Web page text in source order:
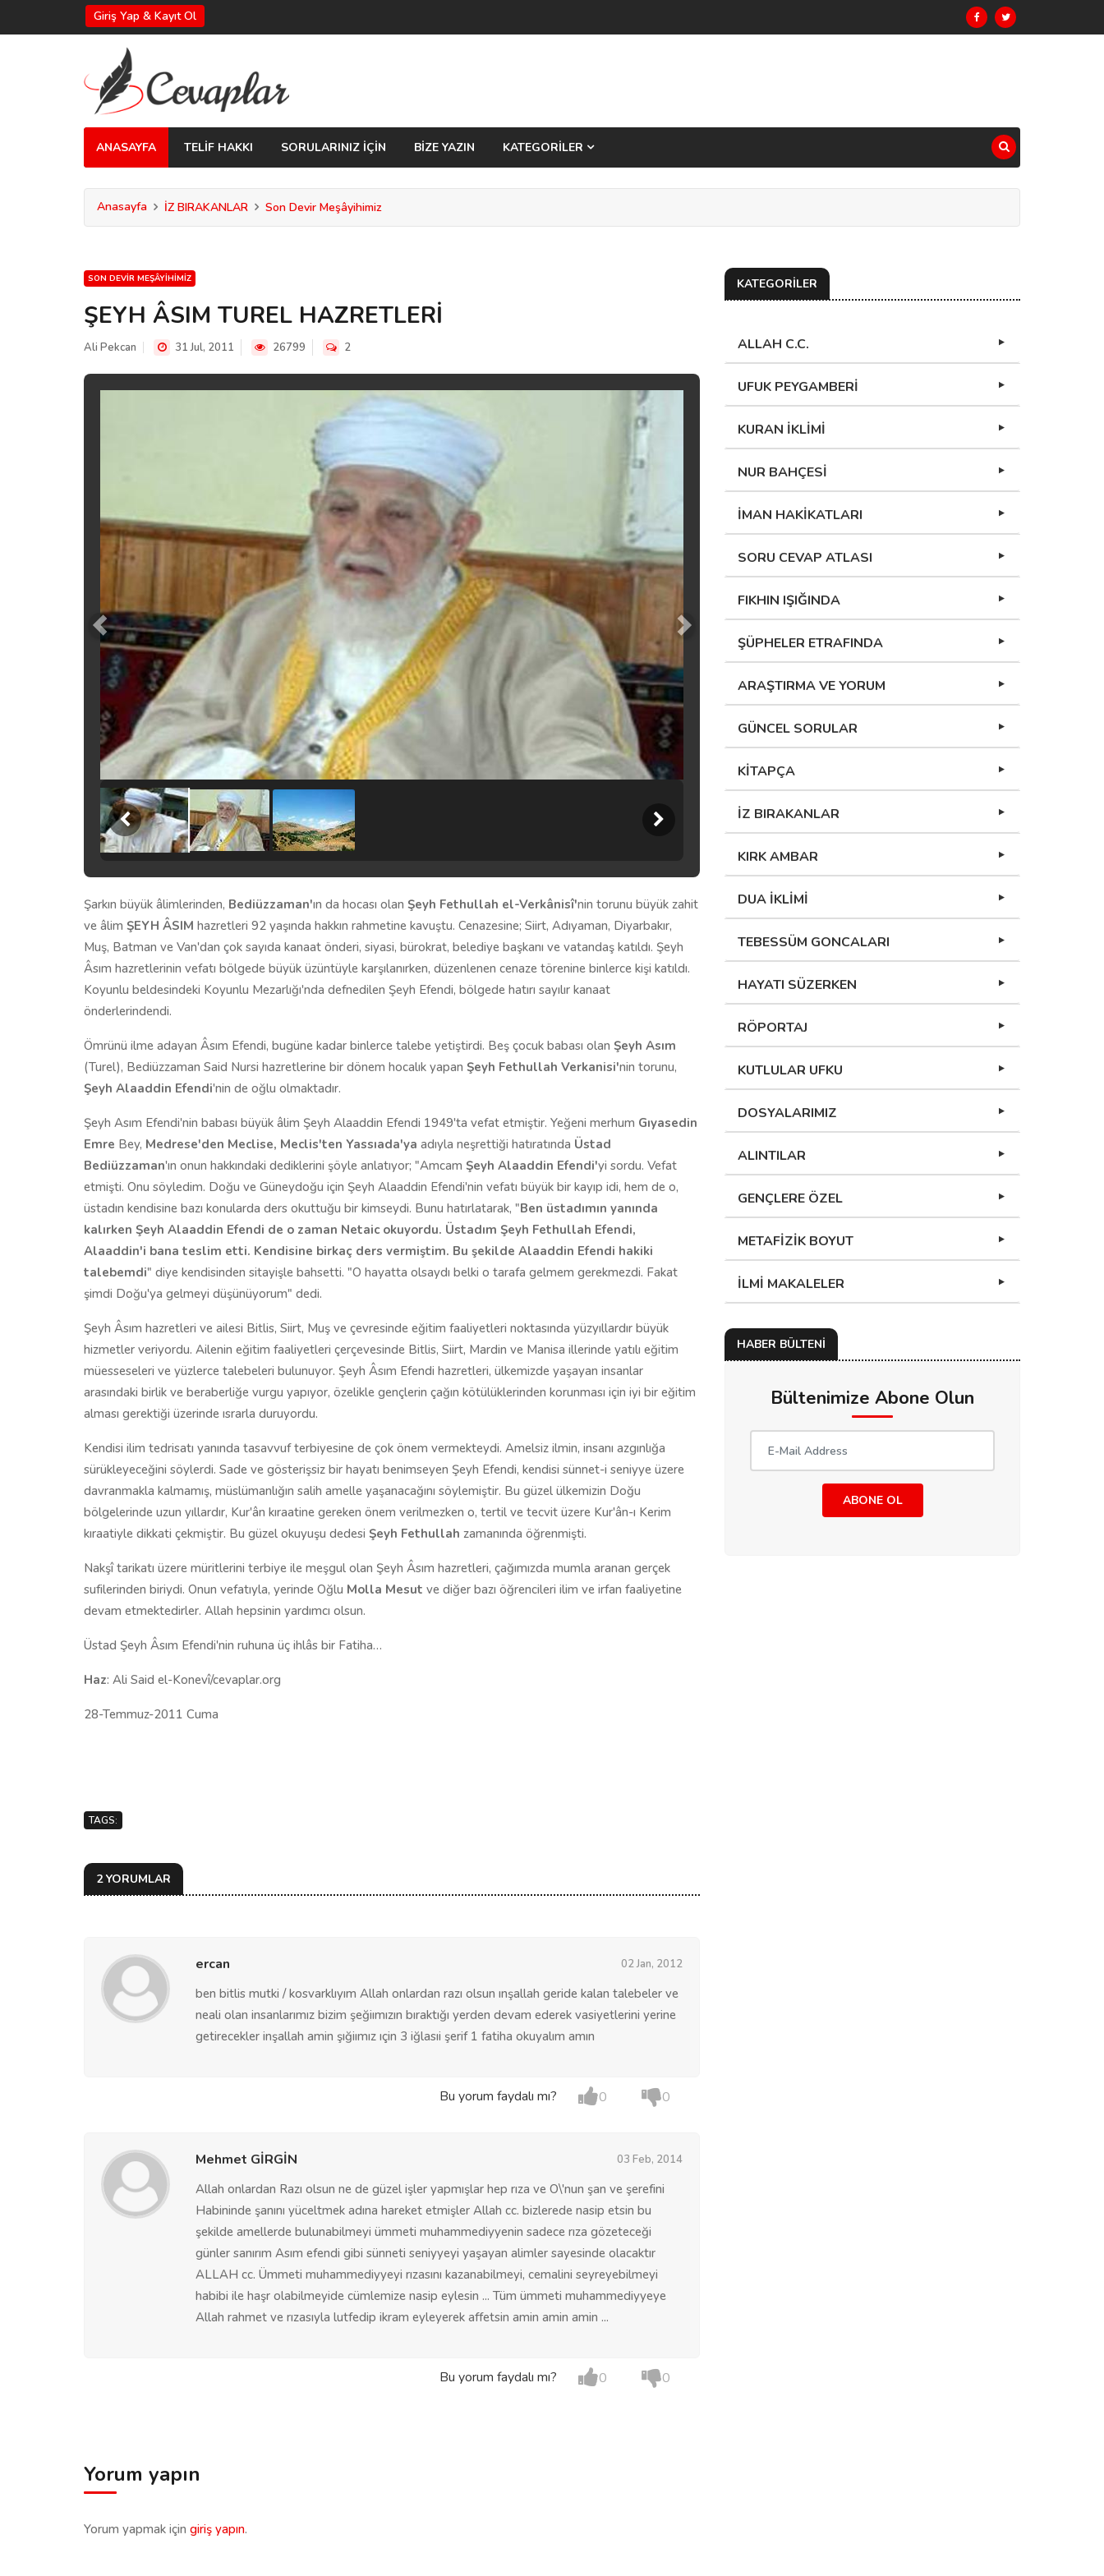
Giriş Yap & Kayıt Ol
ANASAYFA TELİF HAKKI SORULARINIZ İÇİN BİZE YAZIN KATEGORİLER
Anasayfa İZ BIRAKANLAR Son Devir Meşâyihimiz
SON DEVIR MEŞÂYIHIMIZ
ŞEYH ÂSIM TUREL HAZRETLERİ
Ali Pekcan 31 Jul, 2011 26799 2
Şarkın büyük âlimlerinden, Bediüzzaman'ın da hocası olan Şeyh Fethullah el-Verkânisî'nin torunu büyük zahit
ve âlim ŞEYH ÂSIM hazretleri 92 yaşında hakkın rahmetine kavuştu. Cenazesine; Siirt, Adıyaman, Diyarbakır,
Muş, Batman ve Van'dan çok sayıda kanaat önderi, siyasi, bürokrat, belediye başkanı ve vatandaş katıldı. Şeyh
Âsım hazretlerinin vefatı bölgede büyük üzüntüyle karşılanırken, düzenlenen cenaze törenine binlerce kişi katıldı.
Koyunlu beldesindeki Koyunlu Mezarlığı'nda defnedilen Şeyh Efendi, bölgede hatırı sayılır kanaat
önderlerindendi.
Ömrünü ilme adayan Âsım Efendi, bugüne kadar binlerce talebe yetiştirdi. Beş çocuk babası olan Şeyh Asım
(Turel), Bediüzzaman Said Nursi hazretlerine bir dönem hocalık yapan Şeyh Fethullah Verkanisi'nin torunu,
Şeyh Alaaddin Efendi'nin de oğlu olmaktadır.
Şeyh Asım Efendi'nin babası büyük âlim Şeyh Alaaddin Efendi 1949'ta vefat etmiştir. Yeğeni merhum Gıyasedin
Emre Bey, Medrese'den Meclise, Meclis'ten Yassıada'ya adıyla neşrettiği hatıratında Üstad
Bediüzzaman'ın onun hakkındaki dediklerini şöyle anlatıyor; "Amcam Şeyh Alaaddin Efendi'yi sordu. Vefat
etmişti. Onu söyledim. Doğu ve Güneydoğu için Şeyh Alaaddin Efendi'nin vefatı büyük bir kayıp idi, hem de o,
üstadın kendisine bazı konularda ders okuttuğu bir kimseydi. Bunu hatırlatarak, "Ben üstadımın yanında
kalırken Şeyh Alaaddin Efendi de o zaman Netaic okuyordu. Üstadım Şeyh Fethullah Efendi,
Alaaddin'i bana teslim etti. Kendisine birkaç ders vermiştim. Bu şekilde Alaaddin Efendi hakiki
talebemdi" diye kendisinden sitayişle bahsetti. "O hayatta olsaydı belki o tarafa gelmem gerekmezdi. Fakat
şimdi Doğu'ya gelmeyi düşünüyorum" dedi.
Şeyh Âsım hazretleri ve ailesi Bitlis, Siirt, Muş ve çevresinde eğitim faaliyetleri noktasında yüzyıllardır büyük
hizmetler veriyordu. Ailenin eğitim faaliyetleri çerçevesinde Bitlis, Siirt, Mardin ve Manisa illerinde yatılı eğitim
müesseseleri ve yüzlerce talebeleri bulunuyor. Şeyh Âsım Efendi hazretleri, ülkemizde yaşayan insanlar
arasındaki birlik ve beraberliğe vurgu yapıyor, özelikle gençlerin çağın kötülüklerinden korunması için iyi bir eğitim
alması gerektiği üzerinde ısrarla duruyordu.
Kendisi ilim tedrisatı yanında tasavvuf terbiyesine de çok önem vermekteydi. Amelsiz ilmin, insanı azgınlığa
sürükleyeceğini söylerdi. Sade ve gösterişsiz bir hayatı benimseyen Şeyh Efendi, kendisi sünnet-i seniyye üzere
davranmakla kalmamış, müslümanlığın salih amelle yaşanacağını söylemiştir. Bu güzel ülkemizin Doğu
bölgelerinde uzun yıllardır, Kur'ân kıraatine gereken önem verilmezken o, tertil ve tecvit üzere Kur'ân-ı Kerim
kıraatiyle dikkati çekmiştir. Bu güzel okuyuşu dedesi Şeyh Fethullah zamanında öğrenmişti.
Nakşî tarikatı üzere müritlerini terbiye ile meşgul olan Şeyh Âsım hazretleri, çağımızda mumla aranan gerçek
sufilerinden biriydi. Onun vefatıyla, yerinde Oğlu Molla Mesut ve diğer bazı öğrencileri ilim ve irfan faaliyetine
devam etmektedirler. Allah hepsinin yardımcı olsun.
Üstad Şeyh Âsım Efendi'nin ruhuna üç ihlâs bir Fatiha…
Haz: Ali Said el-Konevî/cevaplar.org
28-Temmuz-2011 Cuma
TAGS:
2 YORUMLAR
ercan 02 Jan, 2012
ben bitlis mutki / kosvarklıyım Allah onlardan razı olsun ınşallah geride kalan talebeler ve
neali olan insanlarımız bizim şeğiımızın bıraktığı yerden devam ederek vasiyetlerini yerine
getirecekler inşallah amin şığiımız ıçin 3 iğlasıi şerif 1 fatiha okuyalım amın
Bu yorum faydalı mı? 0 0
Mehmet GİRGİN 03 Feb, 2014
Allah onlardan Razı olsun ne de güzel işler yapmışlar hep rıza ve O\'nun şan ve şerefini
Habininde şanını yüceltmek adına hareket etmişler Allah cc. bizlerede nasip etsin bu
şekilde amellerde bulunabilmeyi ümmeti muhammediyyenin sadece rıza gözeteceği
günler sanırım Asım efendi gibi sünneti seniyyeyi yaşayan alimler sayesinde olacaktır
ALLAH cc. Ümmeti muhammediyyeyi rızasını kazanabilmeyi, cemalini seyreyebilmeyi
habibi ile haşr olabilmeyide cümlemize nasip eylesin ... Tüm ümmeti muhammediyyeye
Allah rahmet ve rızasıyla lutfedip ikram eyleyerek affetsin amin amin amin ...
Bu yorum faydalı mı? 0 0
Yorum yapın
Yorum yapmak için giriş yapın.
KATEGORİLER
ALLAH C.C.
UFUK PEYGAMBERİ
KURAN İKLİMİ
NUR BAHÇESİ
İMAN HAKİKATLARI
SORU CEVAP ATLASI
FIKHIN IŞIĞINDA
ŞÜPHELER ETRAFINDA
ARAŞTIRMA VE YORUM
GÜNCEL SORULAR
KİTAPÇA
İZ BIRAKANLAR
KIRK AMBAR
DUA İKLİMİ
TEBESSÜM GONCALARI
HAYATI SÜZERKEN
RÖPORTAJ
KUTLULAR UFKU
DOSYALARIMIZ
ALINTILAR
GENÇLERE ÖZEL
METAFİZİK BOYUT
İLMİ MAKALELER
HABER BÜLTENİ
Bültenimize Abone Olun
ABONE OL